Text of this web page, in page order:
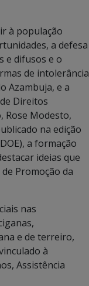
à população
a defesa
e difusos e o
de intolerância
Azambuja, e a
Direitos
Rose Modesto,
na edição
a formação
ideias que
Promoção da
nas
e de terreiro,
à
Assistência